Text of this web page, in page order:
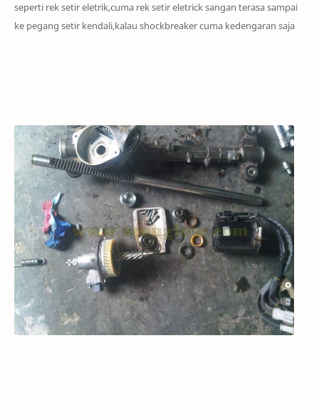
seperti rek setir eletrik,cuma rek setir eletrick sangan terasa sampai
ke pegang setir kendali,kalau shockbreaker cuma kedengaran saja